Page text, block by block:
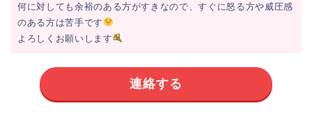
何に対しても余裕のある方がすきなので、すぐに怒る方や威圧感
のある方は苦手です
よろしくお願いします
連絡する